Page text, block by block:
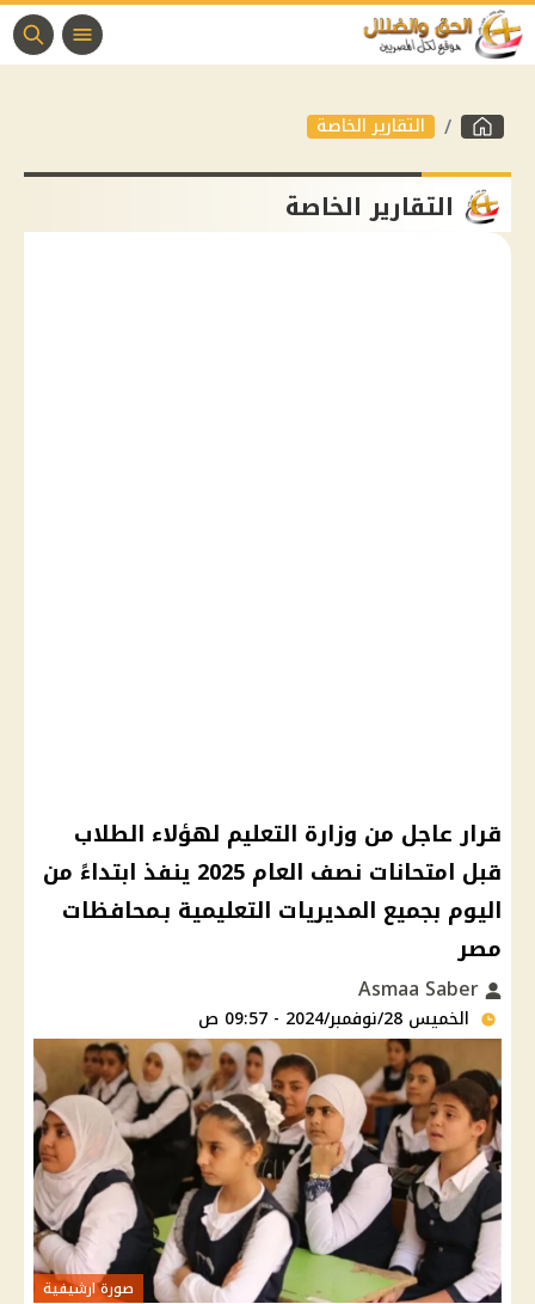
التقارير الخاصة
التقارير الخاصة
قرار عاجل من وزارة التعليم لهؤلاء الطلاب
قبل امتحانات نصف العام 2025 ينفذ ابتداءً من
اليوم بجميع المديريات التعليمية بـمحافظات
مصر
الخميس 28/نوفمبر/2024 - 09:57 ص
صورة ارشيفية